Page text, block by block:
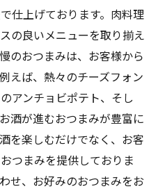
仕上げております。肉料理
の良いメニューを取り揃え
のおつまみは、お客様から
えば、熱々のチーズフォン
アンチョビポテト、そし
酒が進むおつまみが豊富に
を楽しむだけでなく、お客
つまみを提供しておりま
せ、お好みのおつまみをお